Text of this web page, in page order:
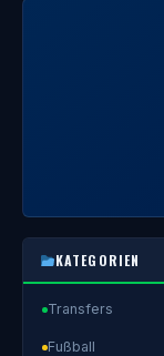
KATEGORIEN
Transfers
Fußball